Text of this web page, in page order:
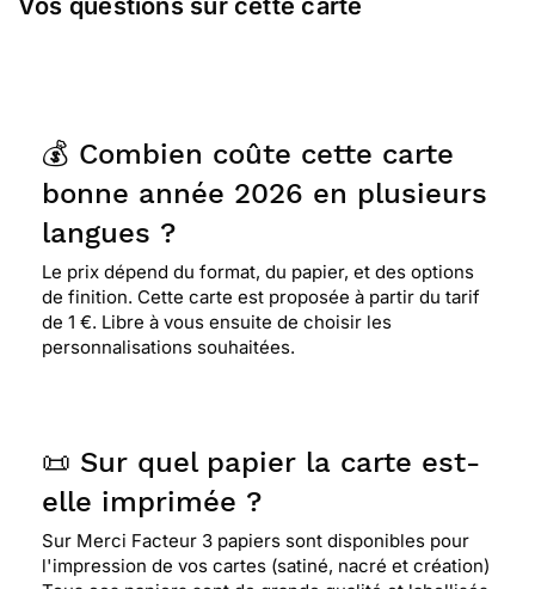
Vos questions sur cette carte
💰 Combien coûte cette carte
bonne année 2026 en plusieurs
langues ?
Le prix dépend du format, du papier, et des options
de finition. Cette carte est proposée à partir du tarif
de 1 €. Libre à vous ensuite de choisir les
personnalisations souhaitées.
📜 Sur quel papier la carte est-
elle imprimée ?
Sur Merci Facteur 3 papiers sont disponibles pour
l'impression de vos cartes (satiné, nacré et création)